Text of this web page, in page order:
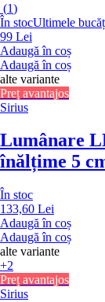
(1)
În stocUltimele
99 Lei
Adaugă în coș
Adaugă în coș
alte variante
Preț avantajos
Sirius
Lumânare
înălțime 5
În stoc
133,60 Lei
Adaugă în coș
Adaugă în coș
alte variante
+2
Preț avantajos
Sirius